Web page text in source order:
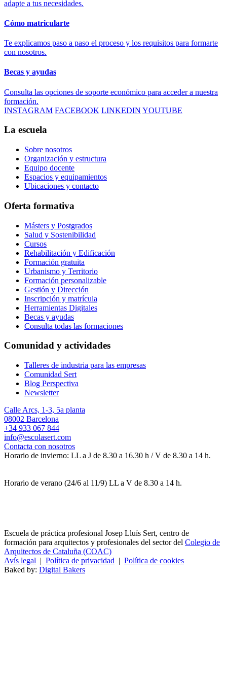
adapte a tus necesidades.
Cómo matricularte
Te explicamos paso a paso el proceso y los requisitos para formarte
con nosotros.
Becas y ayudas
Consulta las opciones de soporte económico para acceder a nuestra
formación.
INSTAGRAM FACEBOOK LINKEDIN YOUTUBE
La escuela
Sobre nosotros
Organización y estructura
Equipo docente
Espacios y equipamientos
Ubicaciones y contacto
Oferta formativa
Másters y Postgrados
Salud y Sostenibilidad
Cursos
Rehabilitación y Edificación
Formación gratuita
Urbanismo y Territorio
Formación personalizable
Gestión y Dirección
Inscripción y matrícula
Herramientas Digitales
Becas y ayudas
Consulta todas las formaciones
Comunidad y actividades
Talleres de industria para las empresas
Comunidad Sert
Blog Perspectiva
Newsletter
Calle Arcs, 1-3, 5a planta
08002 Barcelona
+34 933 067 844
info@escolasert.com
Contacta con nosotros
Horario de invierno: LL a J de 8.30 a 16.30 h / V de 8.30 a 14 h.
Horario de verano (24/6 al 11/9) LL a V de 8.30 a 14 h.
Escuela de práctica profesional Josep Lluís Sert, centro de
formación para arquitectos y profesionales del sector del Colegio de
Arquitectos de Cataluña (COAC)
Avís legal | Política de privacidad | Política de cookies
Baked by: Digital Bakers